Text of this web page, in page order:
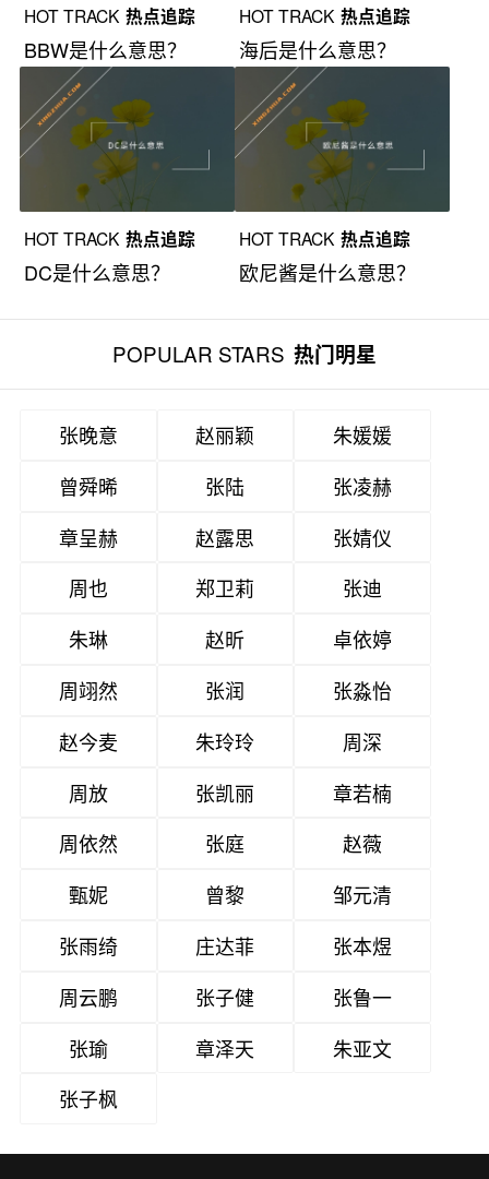
HOT TRACK 热点追踪
BBW是什么意思？
HOT TRACK 热点追踪
海后是什么意思？
HOT TRACK 热点追踪
DC是什么意思？
HOT TRACK 热点追踪
欧尼酱是什么意思？
POPULAR STARS 热门明星
张晚意 赵丽颖
朱媛媛
曾舜晞
张陆
张凌赫
章呈赫
赵露思
张婧仪
周也
郑卫莉
张迪
朱琳
赵昕
卓依婷
周翊然
张润
张淼怡
赵今麦
朱玲玲
周深
周放
张凯丽
章若楠
周依然
张庭
赵薇
甄妮
曾黎
邹元清
张雨绮
庄达菲
张本煜
周云鹏
张子健
张鲁一
张瑜
章泽天
朱亚文
张子枫